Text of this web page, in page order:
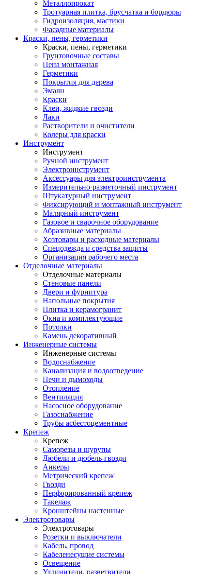
Металлопрокат
Тротуарная плитка, брусчатка и бордюры
Гидроизоляция, мастики
Фасадные материалы
Краски, пены, герметики
Краски, пены, герметики
Грунтовочные составы
Пена монтажная
Герметики
Покрытия для дерева
Эмали
Краски
Клеи, жидкие гвозди
Лаки
Растворители и очистители
Колеры для краски
Инструмент
Инструмент
Ручной инструмент
Электроинструмент
Аксессуары для электроинструмента
Измерительно-разметочный инструмент
Штукатурный инструмент
Фиксирующий и монтажный инструмент
Малярный инструмент
Газовое и сварочное оборудование
Абразивные материалы
Хозтовары и расходные материалы
Спецодежда и средства защиты
Организация рабочего места
Отделочные материалы
Отделочные материалы
Стеновые панели
Двери и фурнитура
Напольные покрытия
Плитка и керамогранит
Окна и комплектующие
Потолки
Камень декоративный
Инженерные системы
Инженерные системы
Водоснабжение
Канализация и водоотведение
Печи и дымоходы
Отопление
Вентиляция
Насосное оборудование
Газоснабжение
Трубы асбестоцементные
Крепеж
Крепеж
Саморезы и шурупы
Дюбели и дюбель-гвозди
Анкеры
Метрический крепеж
Гвозди
Перфорированный крепеж
Такелаж
Кронштейны настенные
Электротовары
Электротовары
Розетки и выключатели
Кабель, провод
Кабеленесущие системы
Освещение
Удлинители, разветвители